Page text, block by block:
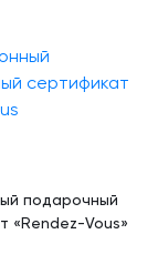
подарочный
«Rendez-Vous»